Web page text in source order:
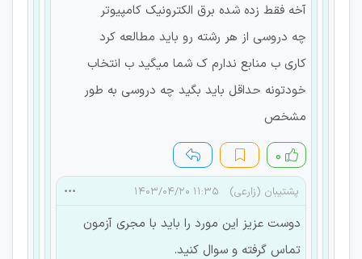
آخه فقط زده شده برق الکترونیک کامپیوتر
چه دروسی از هر رشته رو باید مطالعه کرد
کاری ب منابع ندارم ک شما میگید ب انتخاب
خودتونه حداقل باید بگید چه دروسی به طور
مشخص
۰
پشتیبان (زارعی) ۱۱:۳۵ ۱۴۰۳/۰۴/۲۰
دوست عزیز این مورد را باید با مجری آزمون
تماس گرفته و سوال کنید.